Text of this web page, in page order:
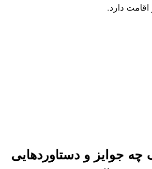
اقامت دارد.
چه جوایز و دستاوردهایی